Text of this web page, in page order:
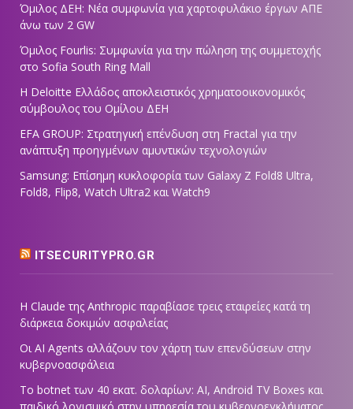
Όμιλος ΔΕΗ: Νέα συμφωνία για χαρτοφυλάκιο έργων ΑΠΕ
άνω των 2 GW
Όμιλος Fourlis: Συμφωνία για την πώληση της συμμετοχής
στο Sofia South Ring Mall
Η Deloitte Ελλάδος αποκλειστικός χρηματοοικονομικός
σύμβουλος του Ομίλου ΔΕΗ
EFA GROUP: Στρατηγική επένδυση στη Fractal για την
ανάπτυξη προηγμένων αμυντικών τεχνολογιών
Samsung: Επίσημη κυκλοφορία των Galaxy Z Fold8 Ultra,
Fold8, Flip8, Watch Ultra2 και Watch9
ITSECURITYPRO.GR
Η Claude της Anthropic παραβίασε τρεις εταιρείες κατά τη
διάρκεια δοκιμών ασφαλείας
Οι AI Agents αλλάζουν τον χάρτη των επενδύσεων στην
κυβερνοασφάλεια
Το botnet των 40 εκατ. δολαρίων: AI, Android TV Boxes και